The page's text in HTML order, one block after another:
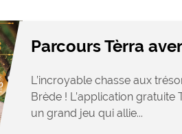
Parcours Tèrra
L’incroyable chasse aux
Brède ! L’application gratuite
un grand jeu qui allie...